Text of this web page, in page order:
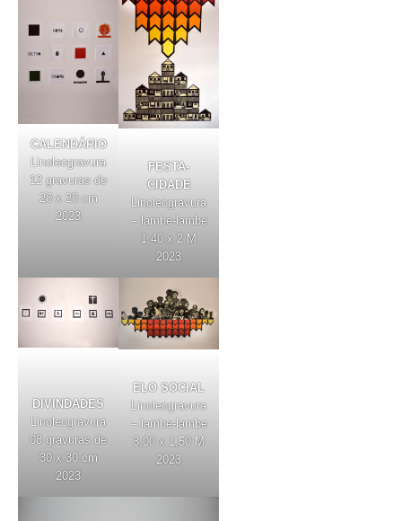
CALENDÁRIO
Linoleogravura
12 gravuras de
20 x 20 cm
2023
FESTA-
CIDADE
Linoleogravura
– lambe-lambe
1,40 x 2 M
2023
DIVINDADES
Linoleogravura
08 gravuras de
30 x 30 cm
2023
ELO SOCIAL
Linoleogravura
– lambe-lambe
3,00 x 1,50 M
2023